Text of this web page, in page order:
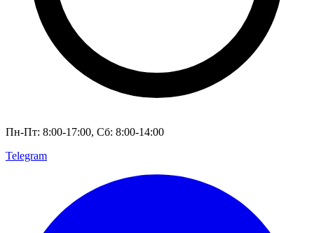
Пн-Пт: 8:00-17:00, Сб: 8:00-14:00
Telegram